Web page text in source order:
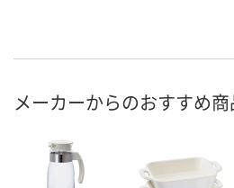
メーカーからのおすすめ商